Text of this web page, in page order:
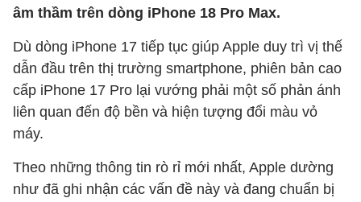
âm thầm trên dòng iPhone 18 Pro Max.
Dù dòng iPhone 17 tiếp tục giúp Apple duy trì vị thế
dẫn đầu trên thị trường smartphone, phiên bản cao
cấp iPhone 17 Pro lại vướng phải một số phản ánh
liên quan đến độ bền và hiện tượng đổi màu vỏ
máy.
Theo những thông tin rò rỉ mới nhất, Apple dường
như đã ghi nhận các vấn đề này và đang chuẩn bị